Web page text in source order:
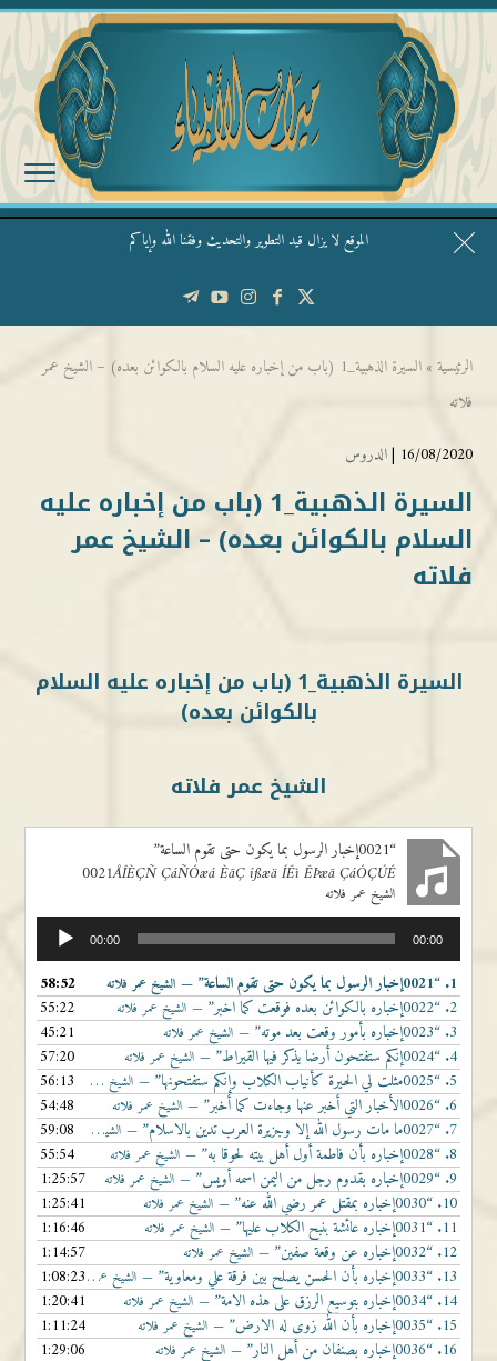
الموقع لا يزال قيد التطوير والتحديث وفقنا الله وإياكم
قال الشيخ ربيع وفقه الله: نحن ليس عندنا تقديس الأشخاص
الرئيسية »
السيرة الذهبية_1 (باب من إخباره عليه السلام بالكوائن بعده) – الشيخ عمر
فلاته
16/08/2020 | الدروس
السيرة الذهبية_1 (باب من إخباره عليه
السلام بالكوائن بعده) – الشيخ عمر
فلاته
السيرة الذهبية_1 (باب من إخباره عليه السلام
بالكوائن بعده)
الشيخ عمر فلاته
“0021إخبار الرسول بما يكون حتى تقوم الساعة”
0021ÅÎÈÇÑ ÇáÑÓæá ÈãÇ íßæä ÍÊì ÊÞæã ÇáÓÇÚÉ
الشيخ عمر فلاته
الصوت
00:00 00:00
1. “0021إخبار الرسول بما يكون حتى تقوم الساعة” — الشيخ عمر فلاته
58:52
2. “0022إخباره بالكوائن بعده فوقعت كما اخبر” — الشيخ عمر فلاته
55:22
3. “0023إخباره بأمور وقعت بعد موته” — الشيخ عمر فلاته
45:21
4. “0024إنكم ستفتحون أرضا يذكر فيها القيراط” — الشيخ عمر فلاته
57:20
5. “0025مثلت لي الحيرة كأنياب الكلاب وإنكم ستفتحونها” — الشيخ عمر فلاته
56:13
6. “0026الأخبار التي أخبر عنها وجاءت كما أخبر” — الشيخ عمر فلاته
54:48
7. “0027ما مات رسول الله إلا وجزيرة العرب تدين بالاسلام” — الشيخ عمر فلاته
59:08
8. “0028إخباره بأن فاطمة أول أهل بيته لحوقا به” — الشيخ عمر فلاته
55:54
9. “0029إخباره بقدوم رجل من اليمن اسمه أويس” — الشيخ عمر فلاته
1:25:57
10. “0030إخباره بمقتل عمر رضي الله عنه” — الشيخ عمر فلاته
1:25:41
11. “0031إخباره عائشة بنبح الكلاب عليها” — الشيخ عمر فلاته
1:16:46
12. “0032إخباره عن وقعة صفين” — الشيخ عمر فلاته
1:14:57
13. “0033إخباره بأن الحسن يصلح بين فرقة علي ومعاوية” — الشيخ عمر فلاته
1:08:23
14. “0034إخباره بتوسيع الرزق على هذه الامة” — الشيخ عمر فلاته
1:20:41
15. “0035إخباره بأن الله زوى له الارض” — الشيخ عمر فلاته
1:11:24
16. “0036إخباره بصنفان من أهل النار” — الشيخ عمر فلاته 1:29:06